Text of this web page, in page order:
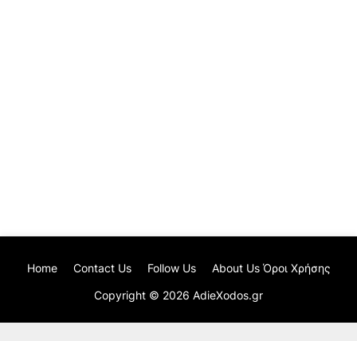
Copyright © 2026 AdieXodos.gr
Home Contact Us Follow Us About Us Όροι Χρήσης